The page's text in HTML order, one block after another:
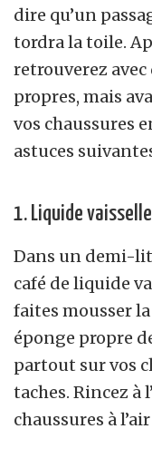
dire qu’un
tordra la toile.
retrouverez avec
propres, mais
vos chaussures
astuces
1. Liquide vaisselle
Dans un demi-
café de liquide
faites mousser
éponge propre
partout sur vos
taches. Rincez à
chaussures à